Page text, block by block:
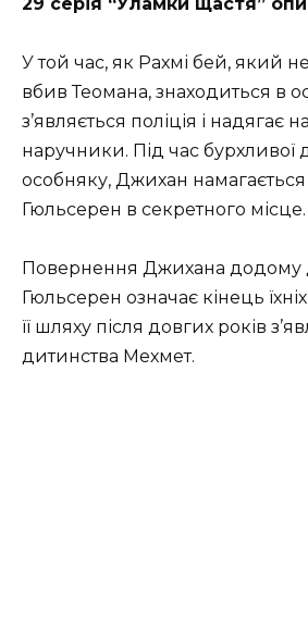
У той час, як Рахмі бей, який
вбив Теомана, знаходиться в
з’являється поліція і надягає
наручники. Під час бурхливої
особняку, Джихан намагається
Гюльсерен в секретного місце.
Повернення Джихана додому
Гюльсерен означає кінець
її шляху після довгих років
дитинства Мехмет.